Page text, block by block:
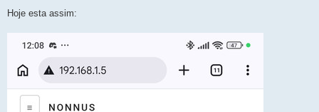
n
s
Hoje esta assim: